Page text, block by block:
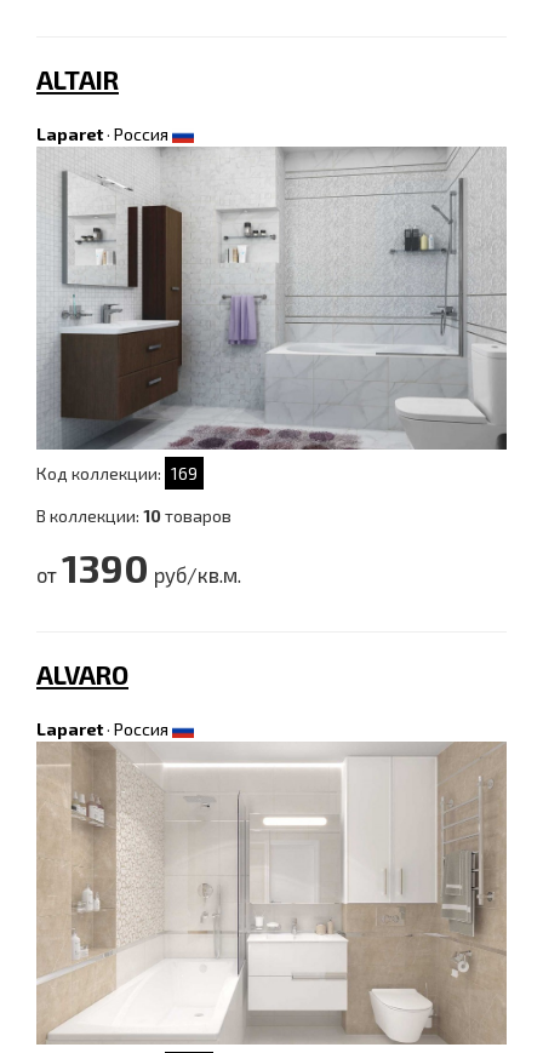
ALTAIR
Laparet· Россия
Код коллекции: 169
В коллекции: 10товаров
от 1390 руб/кв.м.
ALVARO
Laparet· Россия